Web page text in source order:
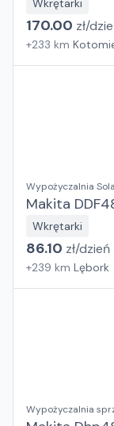
Wkrętarki
170.00 zł/
+233 km
Wypożyczalnia
Makita
Wkrętarki
86.10 zł/dzień
+239 km Lębork